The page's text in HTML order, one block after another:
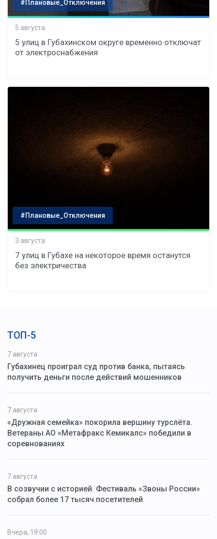
#Плановые_Отключения
5 августа
5 улиц в Губахинском округе временно отключат
от электроснабжения
#Плановые_Отключения
3 августа
7 улиц в Губахе на некоторое время останутся
без электричества
ТОП-5
7 августа
Губахинец проиграл суд против банка, пытаясь
получить деньги после действий мошенников
7 августа
«Дружная семейка» покорила вершину турслёта.
Ветераны АО «Метафракс Кемикалс» победили в
соревнованиях
7 августа
В созвучии с историей. Фестиваль «Звоны России»
собрал более 17 тысяч посетителей
Вчера, 19:00